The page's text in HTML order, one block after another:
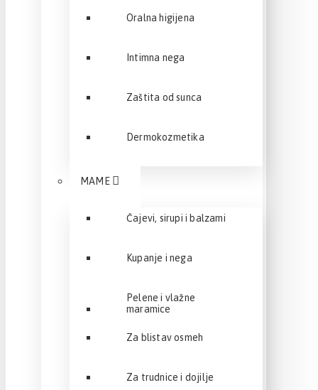
Oralna higijena
Intimna nega
Zaštita od sunca
Dermokozmetika
MAME
Čajevi, sirupi i balzami
Kupanje i nega
Pelene i vlažne
maramice
Za blistav osmeh
Za trudnice i dojilje